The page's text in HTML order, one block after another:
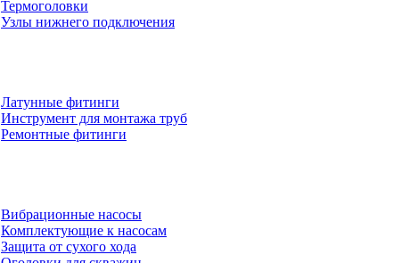
Термоголовки
Узлы нижнего подключения
Латунные фитинги
Инструмент для монтажа труб
Ремонтные фитинги
Вибрационные насосы
Комплектующие к насосам
Защита от сухого хода